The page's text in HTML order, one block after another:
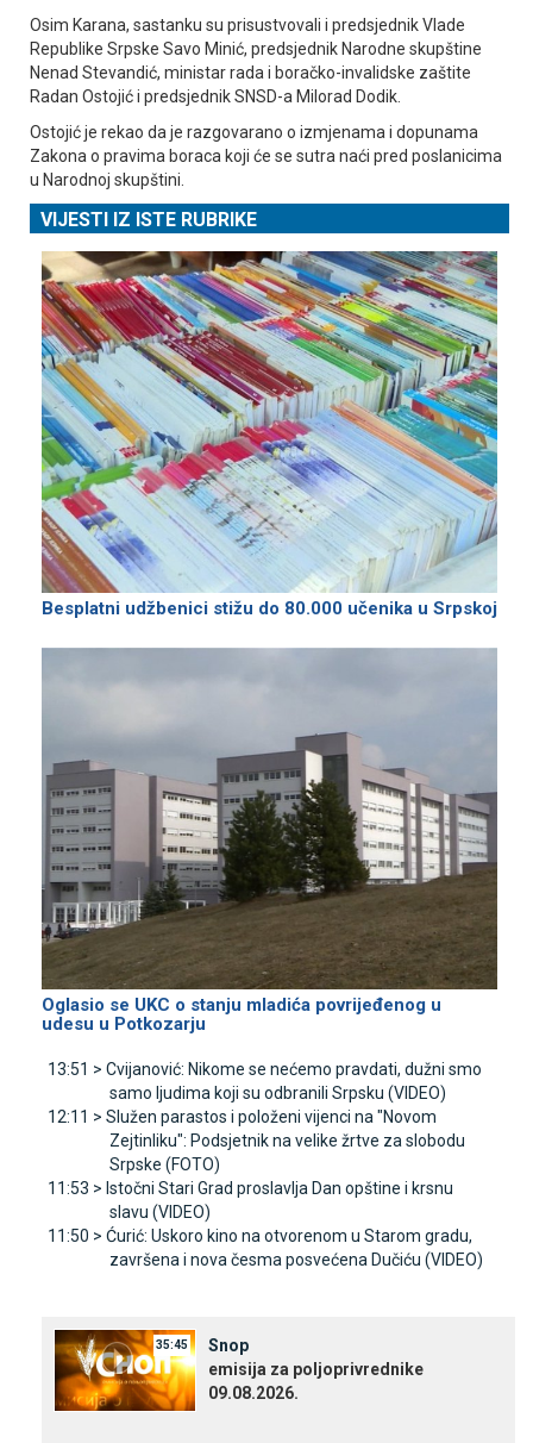
Osim Karana, sastanku su prisustvovali i predsjednik Vlade
Republike Srpske Savo Minić, predsjednik Narodne skupštine
Nenad Stevandić, ministar rada i boračko-invalidske zaštite
Radan Ostojić i predsjednik SNSD-a Milorad Dodik.
Ostojić je rekao da je razgovarano o izmjenama i dopunama
Zakona o pravima boraca koji će se sutra naći pred poslanicima
u Narodnoj skupštini.
VIJESTI IZ ISTE RUBRIKE
Besplatni udžbenici stižu do 80.000 učenika u Srpskoj
Oglasio se UKC o stanju mladića povrijeđenog u
udesu u Potkozarju
13:51 > Cvijanović: Nikome se nećemo pravdati, dužni smo
samo ljudima koji su odbranili Srpsku (VIDEO)
12:11 > Služen parastos i položeni vijenci na "Novom
Zejtinliku": Podsjetnik na velike žrtve za slobodu
Srpske (FOTO)
11:53 > Istočni Stari Grad proslavlja Dan opštine i krsnu
slavu (VIDEO)
11:50 > Ćurić: Uskoro kino na otvorenom u Starom gradu,
završena i nova česma posvećena Dučiću (VIDEO)
35:45
Snop
emisija za poljoprivrednike
09.08.2026.